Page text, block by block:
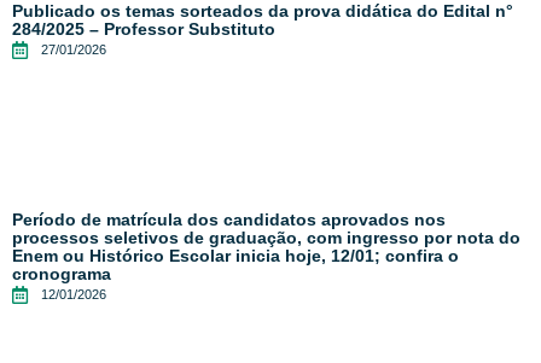
Publicado os temas sorteados da prova didática do Edital n°
284/2025 – Professor Substituto
27/01/2026
Período de matrícula dos candidatos aprovados nos
processos seletivos de graduação, com ingresso por nota do
Enem ou Histórico Escolar inicia hoje, 12/01; confira o
cronograma
12/01/2026